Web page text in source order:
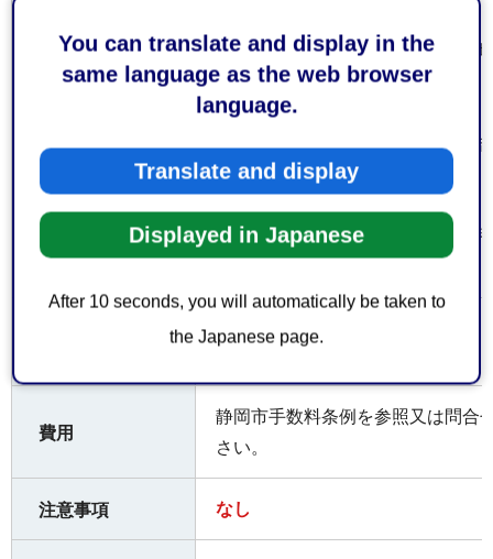
You can translate and display in the
same language as the web browser
language.
Translate and display
Displayed in Japanese
After 10 seconds, you will automatically be taken to
the Japanese page.
〒427-0048 島田市旗指513番
話 0547-37-0119
（吉田町、旧榛原町（牧之原市）
〒421-0301 榛原郡吉田町住吉
署 電話 0548-32-1141
〒421-0523 牧之原市波津191
なし
費用
静岡市手数料条例を参照又は問合
さい。
注意事項 なし